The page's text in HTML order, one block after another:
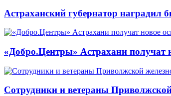
Астраханский губернатор наградил
«Добро.Центры» Астрахани получат
Сотрудники и ветераны